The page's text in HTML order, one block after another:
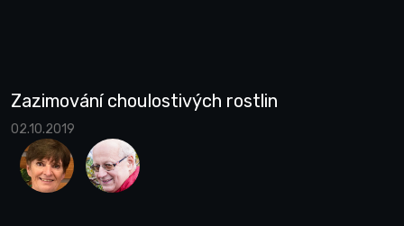
Zazimování choulostivých rostlin
02.10.2019